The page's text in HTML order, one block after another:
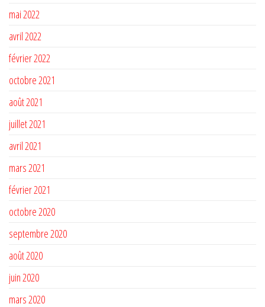
mai 2022
avril 2022
février 2022
octobre 2021
août 2021
juillet 2021
avril 2021
mars 2021
février 2021
octobre 2020
septembre 2020
août 2020
juin 2020
mars 2020